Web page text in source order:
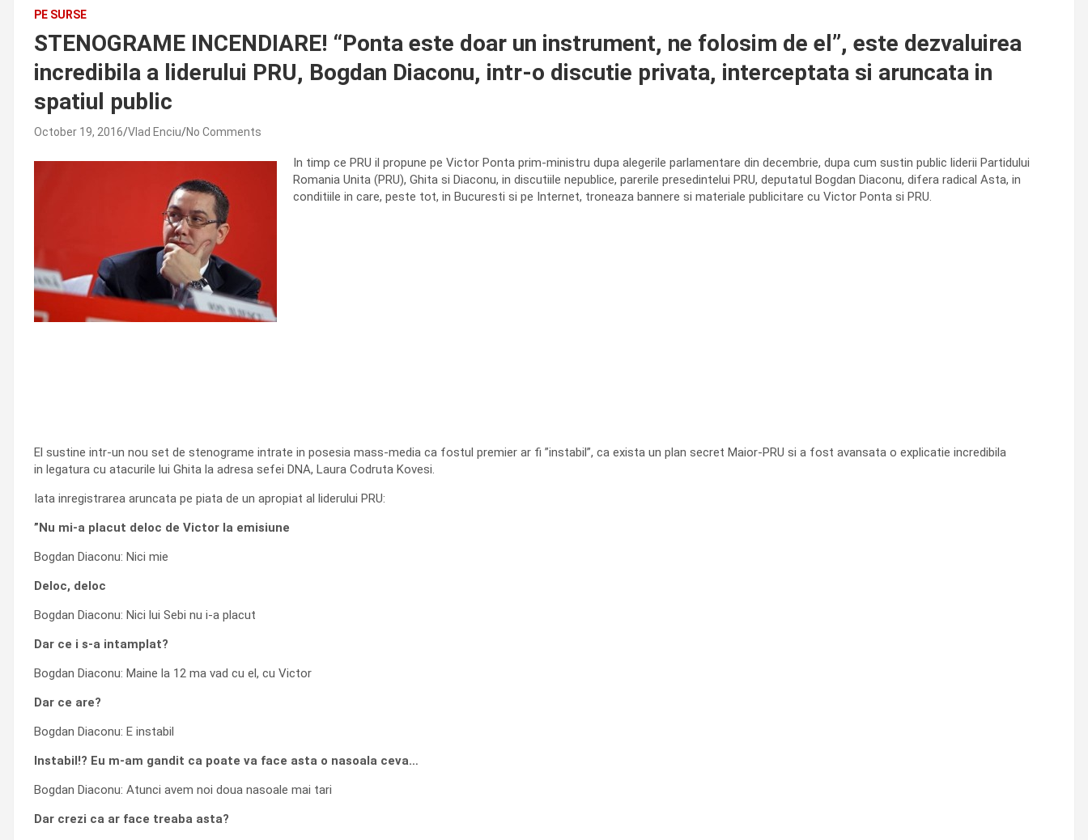
PE SURSE
STENOGRAME INCENDIARE! “Ponta este doar un instrument, ne folosim de el”, este dezvaluirea
incredibila a liderului PRU, Bogdan Diaconu, intr-o discutie privata, interceptata si aruncata in
spatiul public
October 19, 2016 Vlad Enciu No Comments
In timp ce PRU il propune pe Victor Ponta prim-ministru dupa alegerile parlamentare din decembrie, dupa cum sustin public liderii Partidului
Romania Unita (PRU), Ghita si Diaconu, in discutiile nepublice, parerile presedintelui PRU, deputatul Bogdan Diaconu, difera radical Asta, in
conditiile in care, peste tot, in Bucuresti si pe Internet, troneaza bannere si materiale publicitare cu Victor Ponta si PRU.
El sustine intr-un nou set de stenograme intrate in posesia mass-media ca fostul premier ar fi ”instabil”, ca exista un plan secret Maior-PRU si a fost avansata o explicatie incredibila
in legatura cu atacurile lui Ghita la adresa sefei DNA, Laura Codruta Kovesi.
Iata inregistrarea aruncata pe piata de un apropiat al liderului PRU:
”Nu mi-a placut deloc de Victor la emisiune
Bogdan Diaconu: Nici mie
Deloc, deloc
Bogdan Diaconu: Nici lui Sebi nu i-a placut
Dar ce i s-a intamplat?
Bogdan Diaconu: Maine la 12 ma vad cu el, cu Victor
Dar ce are?
Bogdan Diaconu: E instabil
Instabil!? Eu m-am gandit ca poate va face asta o nasoala ceva…
Bogdan Diaconu: Atunci avem noi doua nasoale mai tari
Dar crezi ca ar face treaba asta?